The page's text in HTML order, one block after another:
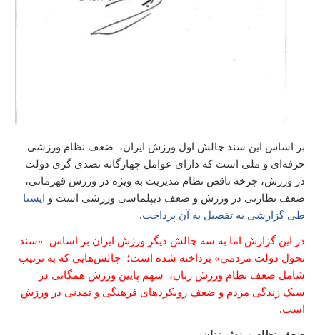
بر اساس این سند چالش اول ورزش ایران، ضعف نظام ورزشی
حرفه‌ای و ملی است که دارای عوامل چهارگانه تصدی گری دولت
در ورزش، چرخه ناقص نظام مدیریت به ویژه در ورزش قهرمانی،
ضعف نظارتی در ورزش و ضعف دیپلماسی ورزشی است و ایسنا
طی گزارشی به تفصیل به آن پرداخت.
در این گزارش اما به سه چالش دیگر ورزش ایران بر اساس «سند
تحول دولت مردمی» پرداخته شده است؛ ‌ چالش‌هایی که به ترتیب
شامل ضعف نظام ورزش زنان، ‌ سهم پایین ورزش همگانی در
سبک زندگی مردم و ضعف رویکردهای فرهنگی و تمدنی در ورزش
است.